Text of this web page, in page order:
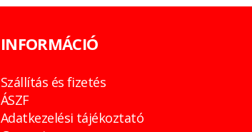
INFORMÁCIÓ
Szállítás és fizetés
ÁSZF
Adatkezelési tájékoztató